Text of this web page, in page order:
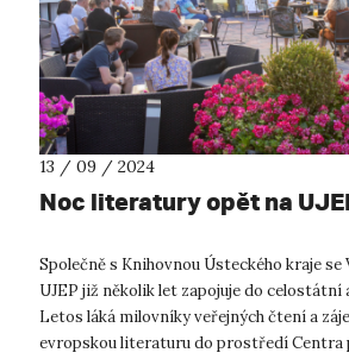
13 / 09 / 2024
Noc literatury opět na
Společně s Knihovnou Ústeckého kraje se
UJEP již několik let zapojuje do
Letos láká milovníky veřejných čtení a
evropskou literaturu do prostředí Centra